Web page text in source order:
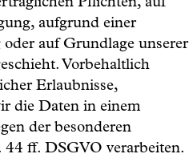
Pflichten, auf
aufgrund einer
auf Grundlage unserer
Vorbehaltlich
Erlaubnisse,
die Daten in einem
der besonderen
44 ff. DSGVO verarbeiten.